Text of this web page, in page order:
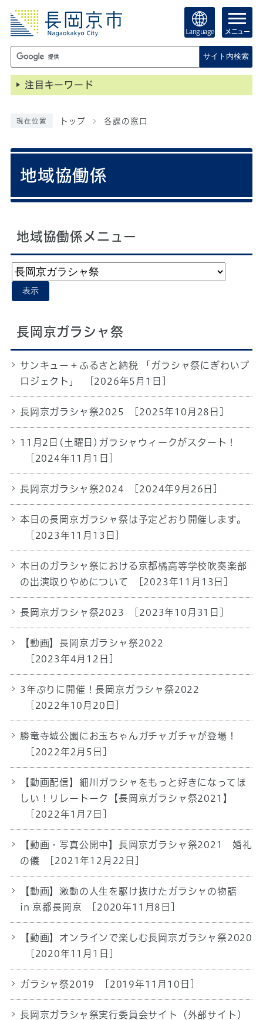
Language メニュー
サイト内検索
注目キーワード
現在位置 トップ 各課の窓口
地域協働係
地域協働係メニュー
表示
長岡京ガラシャ祭
サンキュー＋ふるさと納税 「ガラシャ祭にぎわいプ
ロジェクト」
[2026年5月1日]
長岡京ガラシャ祭2025 [2025年10月28日]
11月2日(土曜日)ガラシャウィークがスタート！
[2024年11月1日]
長岡京ガラシャ祭2024 [2024年9月26日]
本日の長岡京ガラシャ祭は予定どおり開催します。
[2023年11月13日]
本日のガラシャ祭における京都橘高等学校吹奏楽部
の出演取りやめについて
[2023年11月13日]
長岡京ガラシャ祭2023 [2023年10月31日]
【動画】長岡京ガラシャ祭2022
[2023年4月12日]
3年ぶりに開催！長岡京ガラシャ祭2022
[2022年10月20日]
勝竜寺城公園にお玉ちゃんガチャガチャが登場！
[2022年2月5日]
【動画配信】細川ガラシャをもっと好きになってほ
しい！リレートーク【長岡京ガラシャ祭2021】
[2022年1月7日]
【動画・写真公開中】長岡京ガラシャ祭2021 婚礼
の儀
[2021年12月22日]
【動画】激動の人生を駆け抜けたガラシャの物語
in 京都長岡京
[2020年11月8日]
【動画】オンラインで楽しむ長岡京ガラシャ祭2020
[2020年11月1日]
ガラシャ祭2019 [2019年11月10日]
長岡京ガラシャ祭実行委員会サイト（外部サイト）